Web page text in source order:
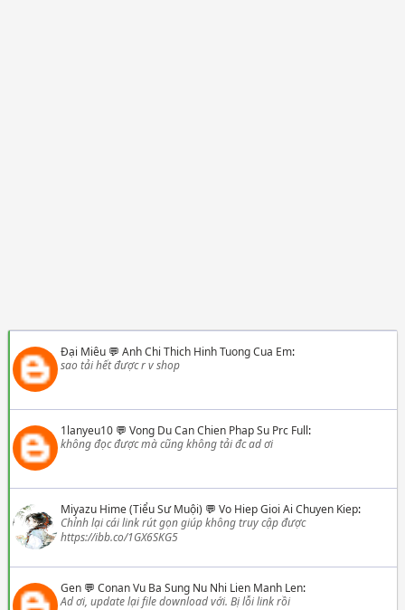
Đại Miêu💬 Anh Chi Thich Hinh Tuong Cua Em:
sao tải hết được r v shop
1lanyeu10💬 Vong Du Can Chien Phap Su Prc Full:
không đọc được mà cũng không tải đc ad ơi
Miyazu Hime (Tiểu Sư Muội) 💬 Vo Hiep Gioi Ai Chuyen Kiep:
Chỉnh lại cái link rút gọn giúp không truy cập được
https://ibb.co/1GX6SKG5
Gen💬 Conan Vu Ba Sung Nu Nhi Lien Manh Len:
Ad ơi, update lại file download với. Bị lỗi link rồi